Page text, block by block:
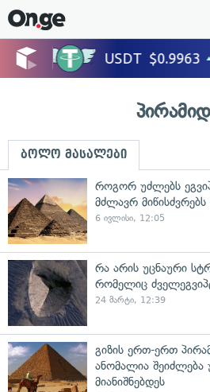
ბოლო მასალები
როგორ უძლებს
მძლავრ
6 ივლისი, 12:05
რა არის უცნაური
რომელიც
24 მარტი, 12:39
გიზის ერთ-ერთ
ანომალია შეიძლება
მიანიშნებდეს